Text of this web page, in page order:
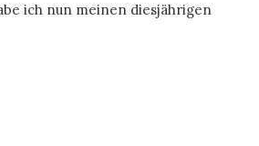
ich nun meinen diesjährigen